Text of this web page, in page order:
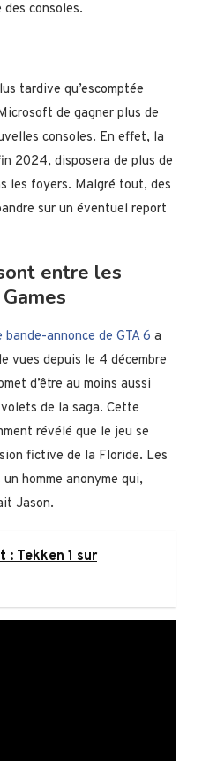
consoles.
tardive qu’escomptée
de gagner plus de
consoles. En effet, la
2024, disposera de plus de
les foyers. Malgré tout, des
sur un éventuel report
entre les
bande-annonce de GTA 6 a
vues depuis le 4 décembre
d’être au moins aussi
de la saga. Cette
révélé que le jeu se
fictive de la Floride. Les
homme anonyme qui,
Jason.
: Tekken 1 sur